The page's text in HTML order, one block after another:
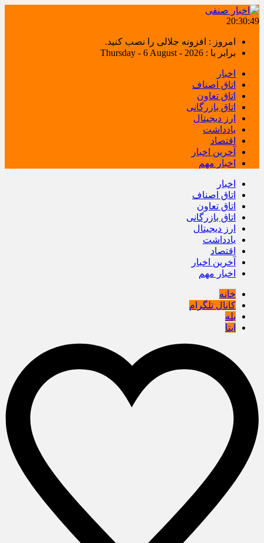
20:30:49
امروز : افزونه جلالی را نصب کنید.
برابر با : Thursday - 6 August - 2026
اخبار
اتاق اصناف
اتاق تعاون
اتاق بازرگانی
ارز دیجیتال
یادداشت
اقتصاد
آخرین اخبار
اخبار مهم
اخبار
اتاق اصناف
اتاق تعاون
اتاق بازرگانی
ارز دیجیتال
یادداشت
اقتصاد
آخرین اخبار
اخبار مهم
خانه
کانال تلگرام
بله
ایتا